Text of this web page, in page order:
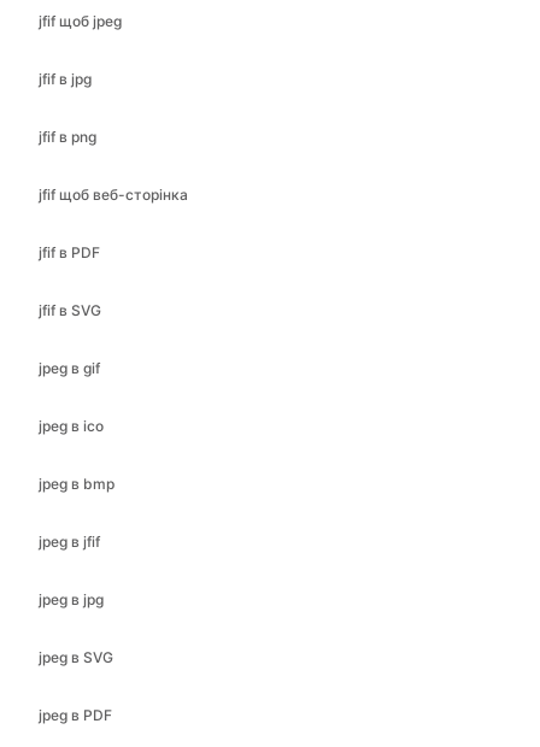
jfif в png
jfif щоб веб-сторінка
jfif в PDF
jfif в SVG
jpeg в gif
jpeg в ico
jpeg в bmp
jpeg в jfif
jpeg в jpg
jpeg в SVG
jpeg в PDF
jpeg в png
jpeg щоб webp